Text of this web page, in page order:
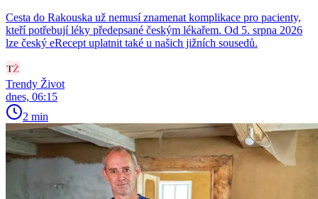
Cesta do Rakouska už nemusí znamenat komplikace pro pacienty,
kteří potřebují léky předepsané českým lékařem. Od 5. srpna 2026
lze český eRecept uplatnit také u našich jižních sousedů.
Trendy Život
dnes, 06:15
2 min